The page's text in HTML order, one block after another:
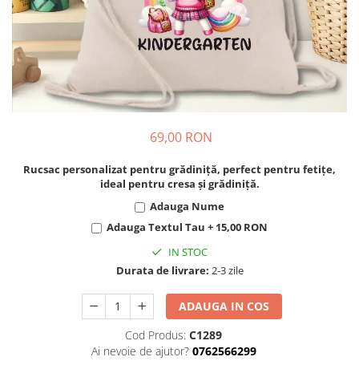
Body bebelusi personalizate
Perne personalizate
Plusuri personalizate
Agende personalizate
Etichete pentru sticla de vin
Cadouri Personalizate Unice
Cadouri pentru Doctori
Cadouri Pensionare
Cadouri Profesori
69,00 RON
Rucsac personalizat pentru grădiniță, perfect pentru fetițe,
ideal pentru cresa și grădiniță.
Adauga Nume
Adauga Textul Tau + 15,00 RON
IN STOC
Durata de livrare: 2-3 zile
ADAUGA IN COS
Cod Produs: C1289
Ai nevoie de ajutor? 0762566299